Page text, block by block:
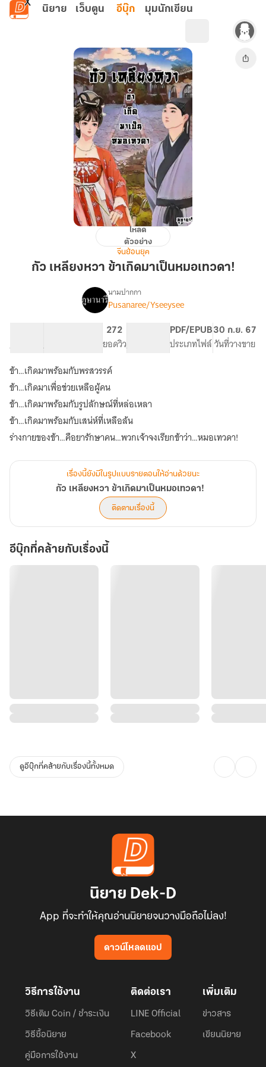
ข้ามไปยังเนื้อหาหลัก
นิยาย เว็บตูน อีบุ๊ก มุมนักเขียน
ลี
หวา
ข้า
เทวดา!
โหลด
ตัวอย่าง
จีนย้อนยุค
กัว เหลียงหวา ข้าเกิดมาเป็นหมอเทวดา!
เรื่อ
มา
เป็น
หมอ
เทวดา!
นามปากกา
Pusanaree/Yseeysee
จำนวนคำ จำนวนหน้า (A5)
272
ยอดวิวระดับเนื้อหา
PDF/EPUB
ประเภทไฟล์
30 ก.ย. 67
วันที่วางขาย
ข้า…เกิดมาพร้อมกับพรสวรรค์
ข้า…เกิดมาเพื่อช่วยเหลือผู้คน
ข้า…เกิดมาพร้อมกับรูปลักษณ์ที่หล่อเหลา
ข้า…เกิดมาพร้อมกับเสน่ห์ที่เหลือล้น
เรื่องนี้ยังมีในรูปแบบรายตอนให้อ่านด้วยนะ
กัว เหลียงหวา ข้าเกิดมาเป็นหมอเทวดา!
ติดตามเรื่องนี้
อีบุ๊กที่คล้ายกับเรื่องนี้
ดูอีบุ๊กที่คล้ายกับเรื่องนี้ทั้งหมด
นิยาย Dek-D
App ที่จะทำให้คุณอ่านนิยายจนวางมือถือไม่ลง!
ดาวน์โหลดแอป
วิธีการใช้งาน
วิธีเติม Coin / ชำระเงิน
วิธีซื้อนิยาย
คู่มือการใช้งาน
ติดต่อเรา
LINE Official
Facebook
X
เพิ่มเติม
ข่าวสาร
เขียนนิยาย